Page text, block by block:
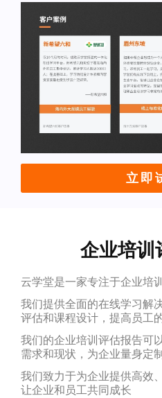
立即
企业培训
云学堂是一家专注于企业培
我们提供全面的在线学习解
评估和课程设计，提高员工
我们的企业培训评估报告可
需求和现状，为企业量身定
我们致力于为企业提供高效
让企业和员工共同成长